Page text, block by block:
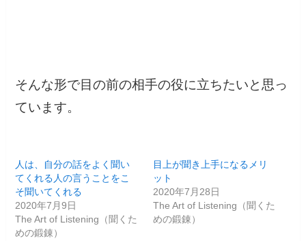
そんな形で目の前の相手の役に立ちたいと思っ
ています。
人は、自分の話をよく聞い
てくれる人の言うことをこ
そ聞いてくれる
2020年7月9日
The Art of Listening（聞くた
めの鍛錬）
目上が聞き上手になるメリ
ット
2020年7月28日
The Art of Listening（聞くた
めの鍛錬）